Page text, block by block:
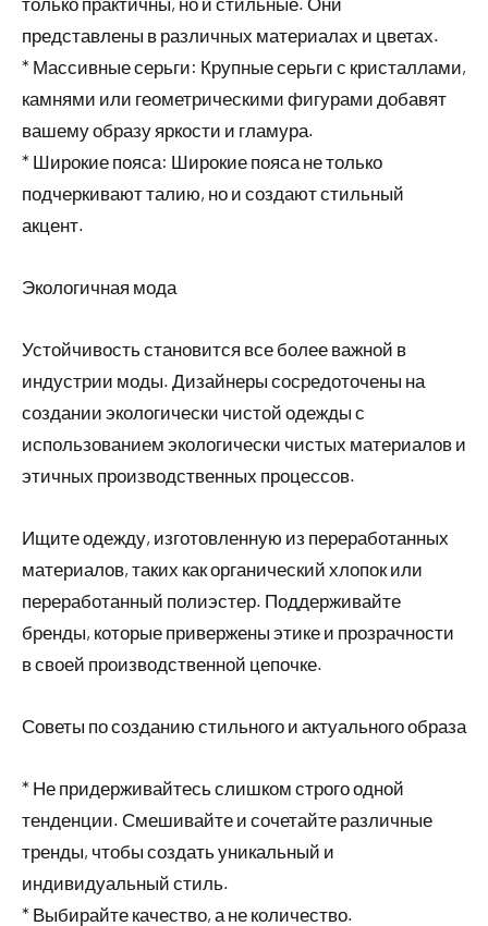
представлены в различных материалах и цветах.
* Массивные серьги: Крупные серьги с кристаллами,
камнями или геометрическими фигурами добавят
вашему образу яркости и гламура.
* Широкие пояса: Широкие пояса не только
подчеркивают талию, но и создают стильный
акцент.
Экологичная мода
Устойчивость становится все более важной в
индустрии моды. Дизайнеры сосредоточены на
создании экологически чистой одежды с
использованием экологически чистых материалов и
этичных производственных процессов.
Ищите одежду, изготовленную из переработанных
материалов, таких как органический хлопок или
переработанный полиэстер. Поддерживайте
бренды, которые привержены этике и прозрачности
в своей производственной цепочке.
Советы по созданию стильного и актуального образа
* Не придерживайтесь слишком строго одной
тенденции. Смешивайте и сочетайте различные
тренды, чтобы создать уникальный и
индивидуальный стиль.
* Выбирайте качество, а не количество.